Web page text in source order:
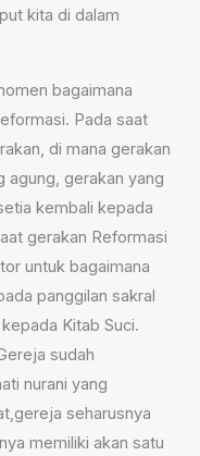
kita di dalam
bagaimana
Pada saat
di mana gerakan
agung, gerakan yang
kembali kepada
gerakan Reformasi
untuk bagaimana
panggilan sakral
Kitab Suci.
sudah
nurani yang
gereja seharusnya
memiliki akan satu